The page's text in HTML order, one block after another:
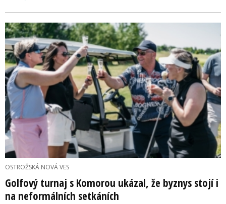
OSTROŽSKÁ NOVÁ VES
Golfový turnaj s Komorou ukázal, že byznys stojí i
na neformálních setkáních